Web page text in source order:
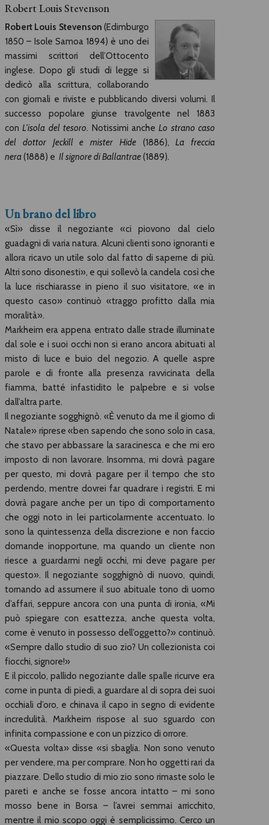
Robert Louis Stevenson
Robert Louis Stevenson (Edimburgo
1850 – Isole Samoa 1894) è uno dei
massimi scrittori dell’Ottocento
inglese. Dopo gli studi di legge si
dedicò alla scrittura, collaborando
con giornali e riviste e pubblicando diversi volumi. Il
successo popolare giunse travolgente nel 1883
conL’isola del tesoro. Notissimi ancheLo strano caso
del dottor Jeckill e mister Hide (1886),La freccia
nera(1888) e Il signore di Ballantrae(1889).
Un brano del libro
«Sì» disse il negoziante «ci piovono dal cielo
guadagni di varia natura. Alcuni clienti sono ignoranti e
allora ricavo un utile solo dal fatto di saperne di più.
Altri sono disonesti», e qui sollevò la candela così che
la luce rischiarasse in pieno il suo visitatore, «e in
questo caso» continuò «traggo profitto dalla mia
moralità».
Markheim era appena entrato dalle strade illuminate
dal sole e i suoi occhi non si erano ancora abituati al
misto di luce e buio del negozio. A quelle aspre
parole e di fronte alla presenza ravvicinata della
fiamma, batté infastidito le palpebre e si volse
dall’altra parte.
Il negoziante sogghignò. «È venuto da me il giorno di
Natale» riprese «ben sapendo che sono solo in casa,
che stavo per abbassare la saracinesca e che mi ero
imposto di non lavorare. Insomma, mi dovrà pagare
per questo, mi dovrà pagare per il tempo che sto
perdendo, mentre dovrei far quadrare i registri. E mi
dovrà pagare anche per un tipo di comportamento
che oggi noto in lei particolarmente accentuato. Io
sono la quintessenza della discrezione e non faccio
domande inopportune, ma quando un cliente non
riesce a guardarmi negli occhi, mi deve pagare per
questo». Il negoziante sogghignò di nuovo, quindi,
tornando ad assumere il suo abituale tono di uomo
d’affari, seppure ancora con una punta di ironia, «Mi
può spiegare con esattezza, anche questa volta,
come è venuto in possesso dell’oggetto?» continuò.
«Sempre dallo studio di suo zio? Un collezionista coi
fiocchi, signore!»
E il piccolo, pallido negoziante dalle spalle ricurve era
come in punta di piedi, a guardare al di sopra dei suoi
occhiali d’oro, e chinava il capo in segno di evidente
incredulità. Markheim rispose al suo sguardo con
infinita compassione e con un pizzico di orrore.
«Questa volta» disse «si sbaglia. Non sono venuto
per vendere, ma per comprare. Non ho oggetti rari da
piazzare. Dello studio di mio zio sono rimaste solo le
pareti e anche se fosse ancora intatto – mi sono
mosso bene in Borsa – l’avrei semmai arricchito,
mentre il mio scopo oggi è semplicissimo. Cerco un